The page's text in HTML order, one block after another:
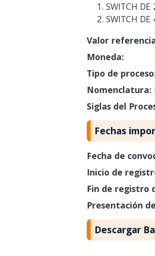
SWITCH DE
SWITCH DE
Valor
Moneda:
Tipo de
Nomenclatura:
Siglas del
Fechas
Fecha de
Inicio de
Fin de registro
Presentación
Descargar